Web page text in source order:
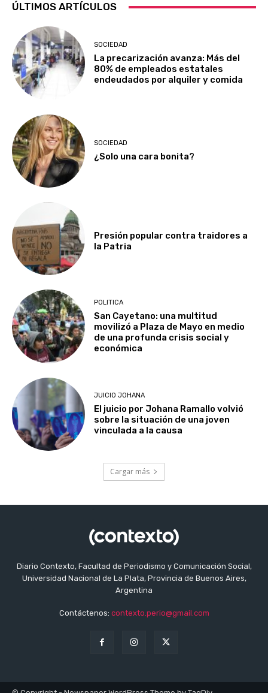
ÚLTIMOS ARTÍCULOS
SOCIEDAD
La precarización avanza: Más del
80% de empleados estatales
endeudados por alquiler y comida
SOCIEDAD
¿Solo una cara bonita?
Presión popular contra traidores a
la Patria
POLITICA
San Cayetano: una multitud
movilizó a Plaza de Mayo en medio
de una profunda crisis social y
económica
JUICIO JOHANA
El juicio por Johana Ramallo volvió
sobre la situación de una joven
vinculada a la causa
Cargar más
Diario Contexto, Facultad de Periodismo y Comunicación Social,
Universidad Nacional de La Plata, Provincia de Buenos Aires,
Argentina
Contáctenos: contexto.perio@gmail.com